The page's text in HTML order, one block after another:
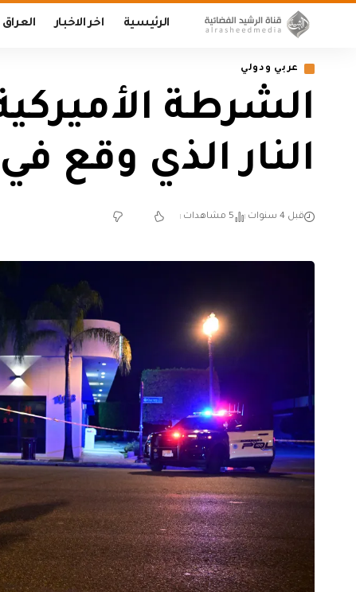
الرئيسية اخر الاخبار العراق
عربي ودولي
النار الذي وقع في
قبل 4 سنوات 5 مشاهدات